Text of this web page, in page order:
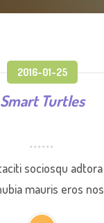
2016-01-25
Smart Turtles
sociosqu
mauris eros